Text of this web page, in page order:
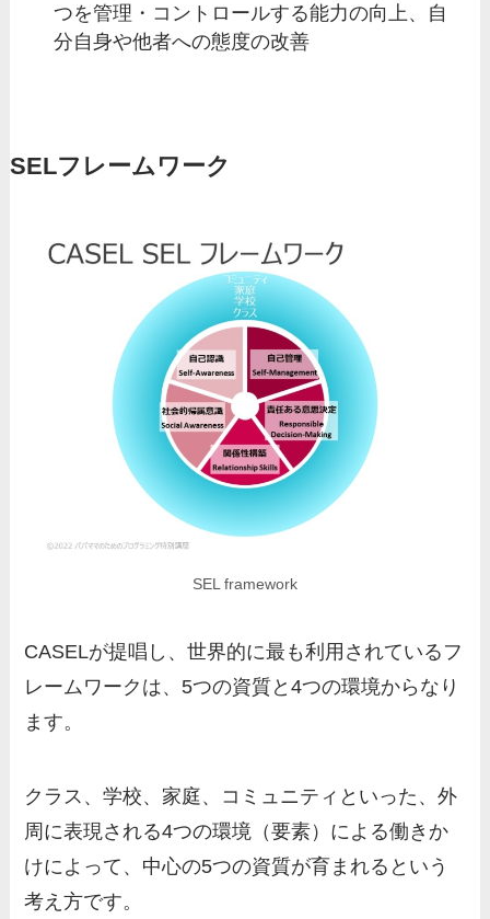
つを管理・コントロールする能力の向上、自
分自身や他者への態度の改善
SELフレームワーク
SEL framework
CASELが提唱し、世界的に最も利用されているフ
レームワークは、5つの資質と4つの環境からなり
ます。
クラス、学校、家庭、コミュニティといった、外
周に表現される4つの環境（要素）による働きか
けによって、中心の5つの資質が育まれるという
考え方です。